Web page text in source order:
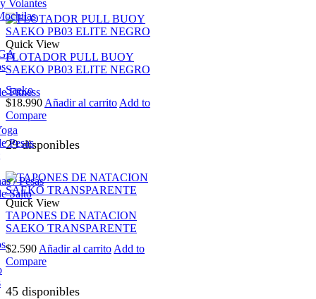
Volantes
Fitness
Pesas
/ Pesas
Salto
Quick View
FLOTADOR PULL BUOY
SAEKO PB03 ELITE NEGRO
Saeko
$18.990 Añadir al carrito Add to
Compare
29 disponibles
Quick View
TAPONES DE NATACION
SAEKO TRANSPARENTE
$2.590Añadir al carritoAdd to
Compare
45 disponibles